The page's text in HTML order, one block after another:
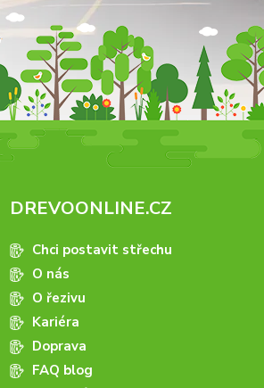
DREVOONLINE.CZ
Chci postavit střechu
O nás
O řezivu
Kariéra
Doprava
FAQ blog